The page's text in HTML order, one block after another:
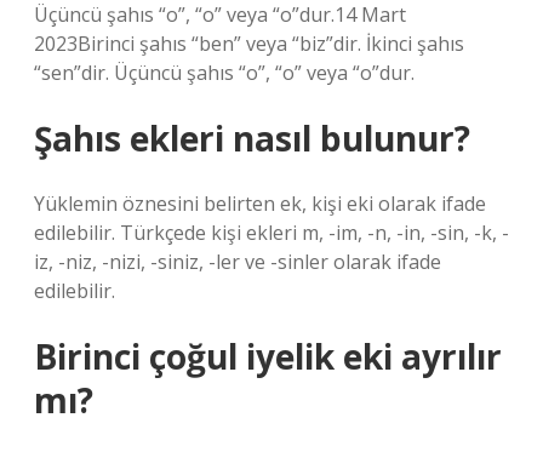
Üçüncü şahıs “o”, “o” veya “o”dur.14 Mart
2023Birinci şahıs “ben” veya “biz”dir. İkinci şahıs
“sen”dir. Üçüncü şahıs “o”, “o” veya “o”dur.
Şahıs ekleri nasıl bulunur?
Yüklemin öznesini belirten ek, kişi eki olarak ifade
edilebilir. Türkçede kişi ekleri m, -im, -n, -in, -sin, -k, -
iz, -niz, -nizi, -siniz, -ler ve -sinler olarak ifade
edilebilir.
Birinci çoğul iyelik eki ayrılır
mı?